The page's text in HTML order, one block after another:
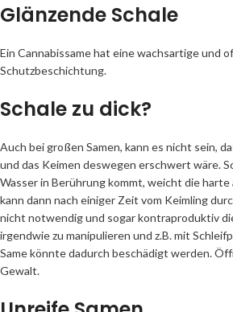
Glänzende Schale
Ein Cannabissame hat eine wachsartige und
Schutzbeschichtung.
Schale zu dick?
Auch bei großen Samen, kann es nicht sein,
und das Keimen deswegen erschwert wäre.
Wasser in Berührung kommt, weicht die harte
kann dann nach einiger Zeit vom Keimling
nicht notwendig und sogar kontraproduktiv
irgendwie zu manipulieren und z.B. mit
Same könnte dadurch beschädigt werden.
Gewalt.